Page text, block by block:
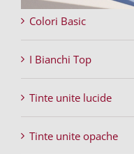
Colori Basic
I Bianchi Top
Tinte unite lucide
Tinte unite opache